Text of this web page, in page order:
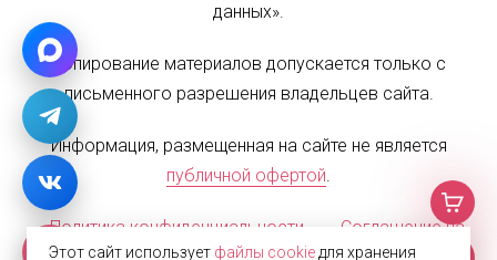
данных».
Копирование материалов допускается только с
письменного разрешения владельцев сайта.
Информация, размещенная на сайте не является
публичной офертой.
Политика конфиденциальности
Соглашение на
Этот сайт использует файлы cookie для хранения